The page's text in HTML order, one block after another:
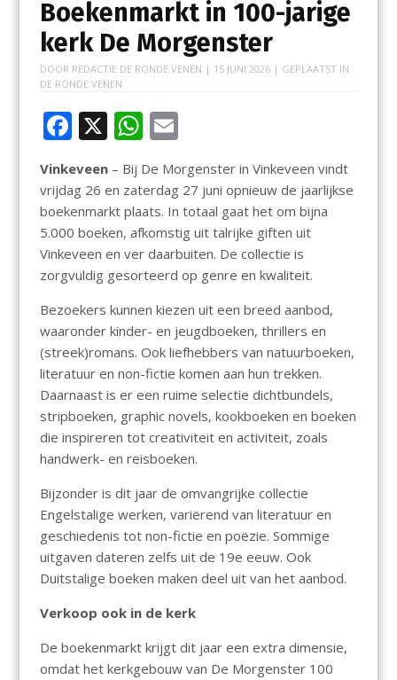
Boekenmarkt in 100-jarige
kerk De Morgenster
DOOR REDACTIE DE RONDE VENEN | 15 JUNI 2026| GEPLAATST IN
DE RONDE VENEN
F
e
b
o
o
k
X W
at
s
A
p
p
E
ai
l
Vinkeveen– Bij De Morgenster in Vinkeveen vindt
vrijdag 26 en zaterdag 27 juni opnieuw de jaarlijkse
boekenmarkt plaats. In totaal gaat het om bijna
5.000 boeken, afkomstig uit talrijke giften uit
Vinkeveen en ver daarbuiten. De collectie is
zorgvuldig gesorteerd op genre en kwaliteit.
Bezoekers kunnen kiezen uit een breed aanbod,
waaronder kinder- en jeugdboeken, thrillers en
(streek)romans. Ook liefhebbers van natuurboeken,
literatuur en non-fictie komen aan hun trekken.
Daarnaast is er een ruime selectie dichtbundels,
stripboeken, graphic novels, kookboeken en boeken
die inspireren tot creativiteit en activiteit, zoals
handwerk- en reisboeken.
Bijzonder is dit jaar de omvangrijke collectie
Engelstalige werken, variërend van literatuur en
geschiedenis tot non-fictie en poëzie. Sommige
uitgaven dateren zelfs uit de 19e eeuw. Ook
Duitstalige boeken maken deel uit van het aanbod.
Verkoop ook in de kerk
De boekenmarkt krijgt dit jaar een extra dimensie,
omdat het kerkgebouw van De Morgenster 100